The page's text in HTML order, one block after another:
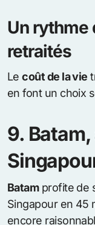
Un rythme
retraités
Lecoût de la vie
en font un choix
9.
Batamprofite de
Singapour en 45
encore